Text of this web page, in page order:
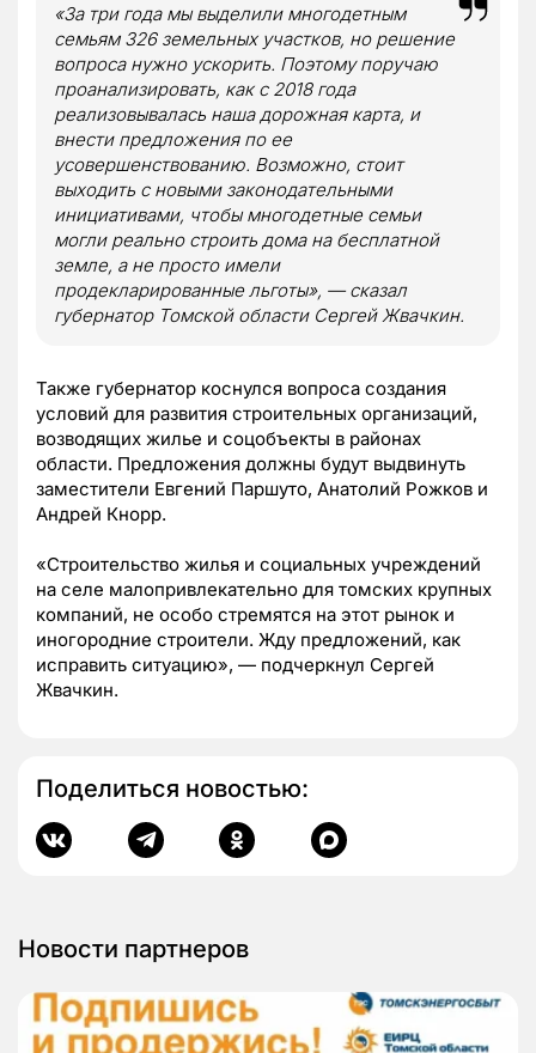
«За три года мы выделили многодетным
семьям 326 земельных участков, но решение
вопроса нужно ускорить. Поэтому поручаю
проанализировать, как с 2018 года
реализовывалась наша дорожная карта, и
внести предложения по ее
усовершенствованию. Возможно, стоит
выходить с новыми законодательными
инициативами, чтобы многодетные семьи
могли реально строить дома на бесплатной
земле, а не просто имели
продекларированные льготы», — сказал
губернатор Томской области Сергей Жвачкин.
Также губернатор коснулся вопроса создания
условий для развития строительных организаций,
возводящих жилье и соцобъекты в районах
области. Предложения должны будут выдвинуть
заместители Евгений Паршуто, Анатолий Рожков и
Андрей Кнорр.
«Строительство жилья и социальных учреждений
на селе малопривлекательно для томских крупных
компаний, не особо стремятся на этот рынок и
иногородние строители. Жду предложений, как
исправить ситуацию», — подчеркнул Сергей
Жвачкин.
Поделиться новостью:
Новости партнеров